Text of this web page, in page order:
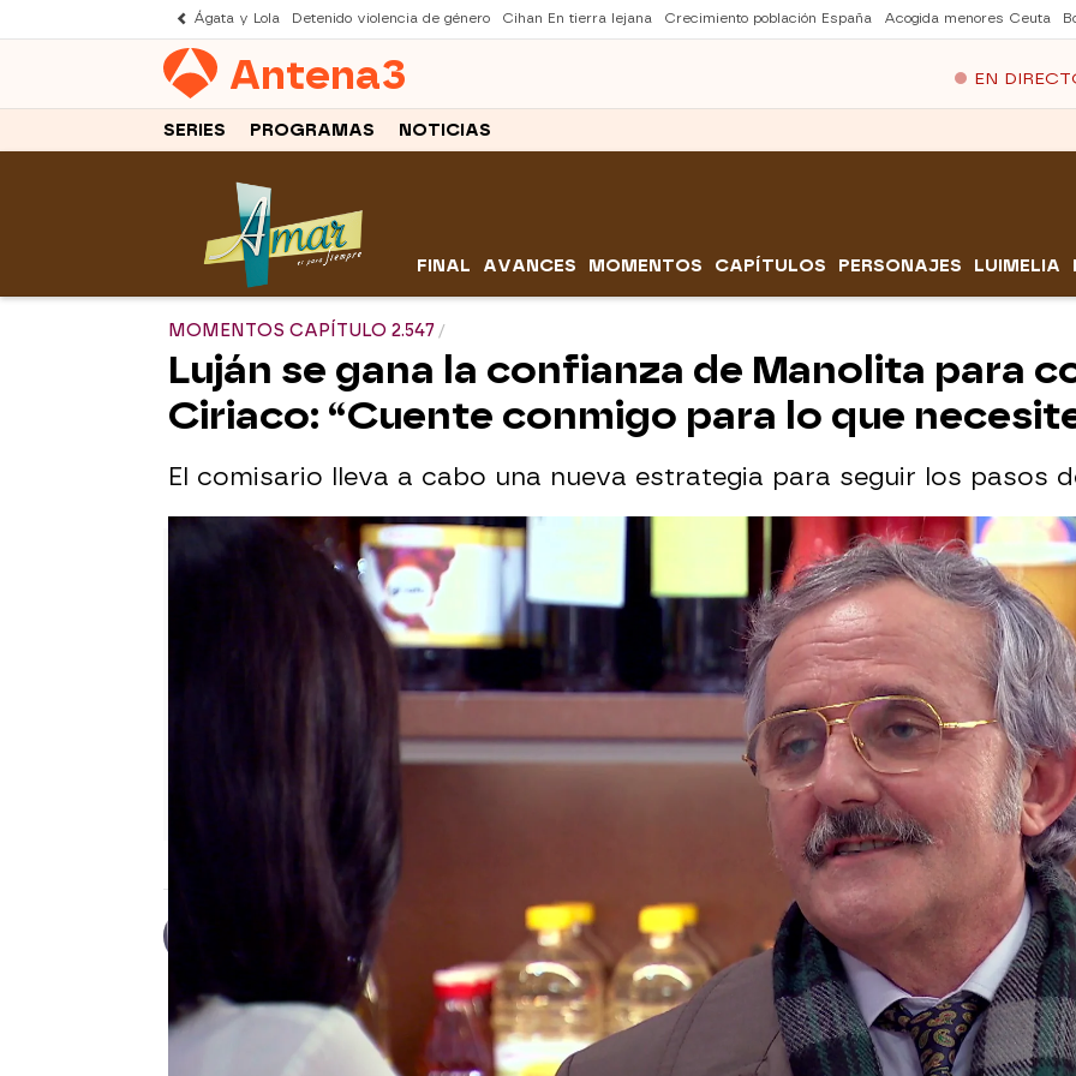
Ágata y Lola Detenido violencia de género Cihan En tierra lejana Crecimiento población España Acogida menores Ceuta
Antena3 EN
SERIES PROGRAMAS NOTICIAS
FINAL AVANCES MOMENTOS CAPÍTULOS PERSONAJES LUIMELIA
MOMENTOS CAPÍTULO 2.547
Luján se gana la confianza de Manolita para
Ciriaco: “Cuente conmigo para lo que
El comisario lleva a cabo una nueva estrategia para seguir los pasos
30 de enero de 2023, 17:09
WhatsappFacebook
X
Jeros está convencido de que Ciriaco
nunca va a traicionarlo
y, aunque Luján no está tan seguro de sus palabras, ha